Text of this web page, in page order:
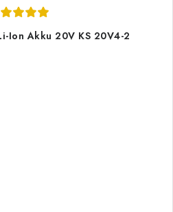
Ion Akku 20V KS 20V4-2